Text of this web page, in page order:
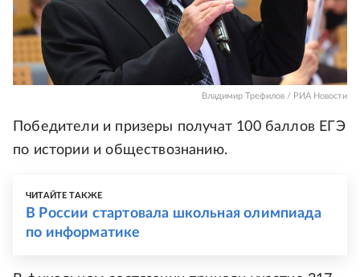
Владимир Трефилов / РИА Новости
Победители и призеры получат 100 баллов ЕГЭ
по истории и обществознанию.
ЧИТАЙТЕ ТАКЖЕ
В России стартовала школьная олимпиада
по информатике